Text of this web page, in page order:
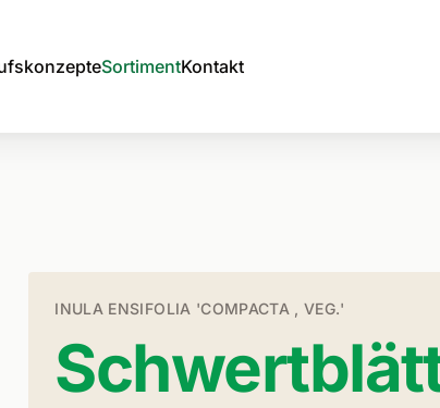
SortimentKontakt
INULA ENSIFOLIA 'COMPACTA , VEG.'